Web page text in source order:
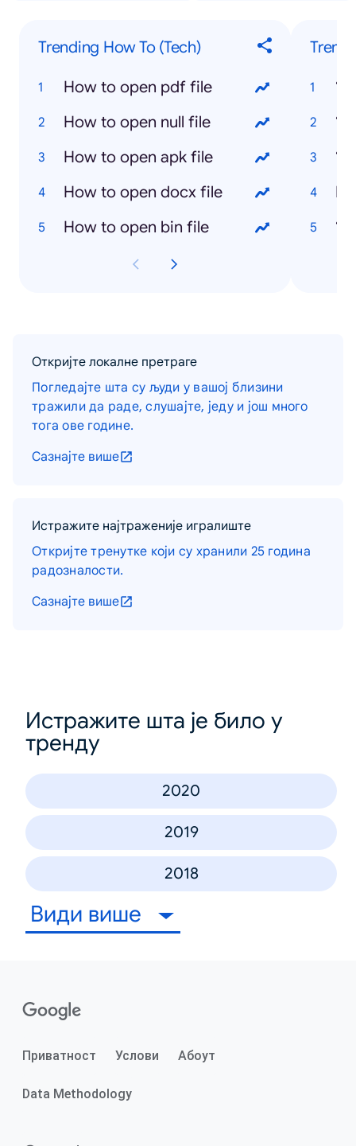
Trending How To (Tech)
How to open pdf file
How to open null file
How to open apk file
How to open docx file
How to open bin file
Откријте локалне претраге
Погледајте шта су људи у вашој близини
тражили да раде, слушајте, једу и још много
тога ове године.
Сазнајте више
Истражите најтраженије игралиште
Откријте тренутке који су хранили 25 година
радозналости.
Сазнајте више
Истражите шта је било у
тренду
2020
2019
2018
Види више
Приватност Услови Абоут
Data Methodology